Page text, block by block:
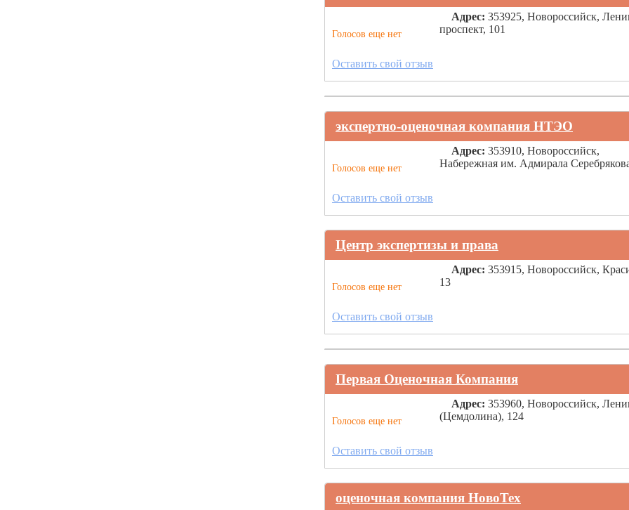
Голосов еще нет
Адрес: 353925, Новороссийск,
проспект, 101
Оставить свой отзыв
экспертно-оценочная компания НТЭО
Голосов еще нет
Адрес: 353910, Новороссийск,
Набережная им. Адмирала
Оставить свой отзыв
Центр экспертизы и права
Голосов еще нет
Адрес: 353915, Новороссийск,
13
Оставить свой отзыв
Первая Оценочная Компания
Голосов еще нет
Адрес: 353960, Новороссийск,
(Цемдолина), 124
Оставить свой отзыв
оценочная компания НовоТех